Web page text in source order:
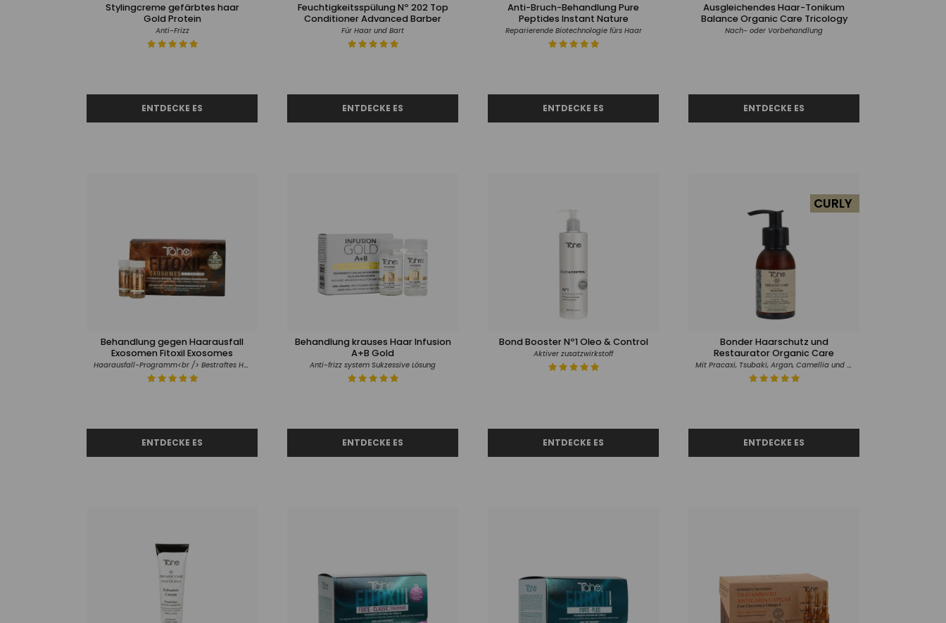
Stylingcreme gefärbtes haar
Gold Protein
Anti-Frizz
Feuchtigkeitsspülung Nº 202 Top
Conditioner Advanced Barber
Für Haar und Bart
Anti-Bruch-Behandlung Pure
Peptides Instant Nature
Reparierende Biotechnologie fürs Haar
Ausgleichendes Haar-Tonikum
Balance Organic Care Tricology
Nach- oder Vorbehandlung
Behandlung gegen Haarausfall
Exosomen Fitoxil Exosomes
Haarausfall-Programm<br /> Bestraftes Haar
Behandlung krauses Haar Infusion
A+B Gold
Anti-frizz system Sukzessive Lösung
Bond Booster Nº1 Oleo & Control
Aktiver zusatzwirkstoff
Bonder Haarschutz und
Restaurator Organic Care
Mit Pracaxi, Tsubaki, Argan, Camellia und Brasilien Nussöl
CURLY